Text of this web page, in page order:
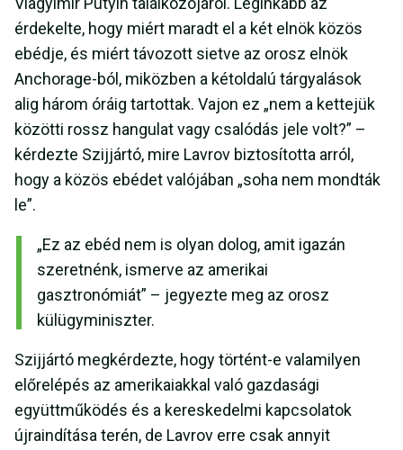
érdekelte, hogy miért maradt el a két elnök közös
ebédje, és miért távozott sietve az orosz elnök
Anchorage-ból, miközben a kétoldalú tárgyalások
alig három óráig tartottak. Vajon ez „nem a kettejük
közötti rossz hangulat vagy csalódás jele volt?” –
kérdezte Szijjártó, mire Lavrov biztosította arról,
hogy a közös ebédet valójában „soha nem mondták
le”.
„Ez az ebéd nem is olyan dolog, amit igazán
szeretnénk, ismerve az amerikai
gasztronómiát” – jegyezte meg az orosz
külügyminiszter.
Szijjártó megkérdezte, hogy történt-e valamilyen
előrelépés az amerikaiakkal való gazdasági
együttműködés és a kereskedelmi kapcsolatok
újraindítása terén, de Lavrov erre csak annyit